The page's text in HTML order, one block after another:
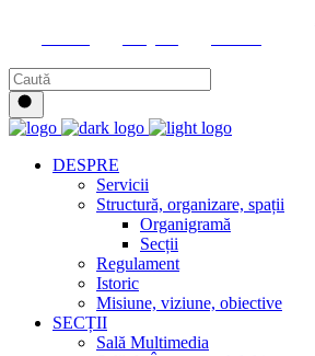
DESPRE
Servicii
Structură, organizare, spații
Organigramă
Secții
Regulament
Istoric
Misiune, viziune, obiective
SECȚII
Sală Multimedia